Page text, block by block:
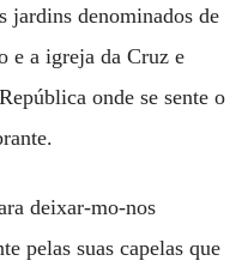
jardins denominados de
e a igreja da Cruz e
onde se sente o
deixar-mo-nos
pelas suas capelas que